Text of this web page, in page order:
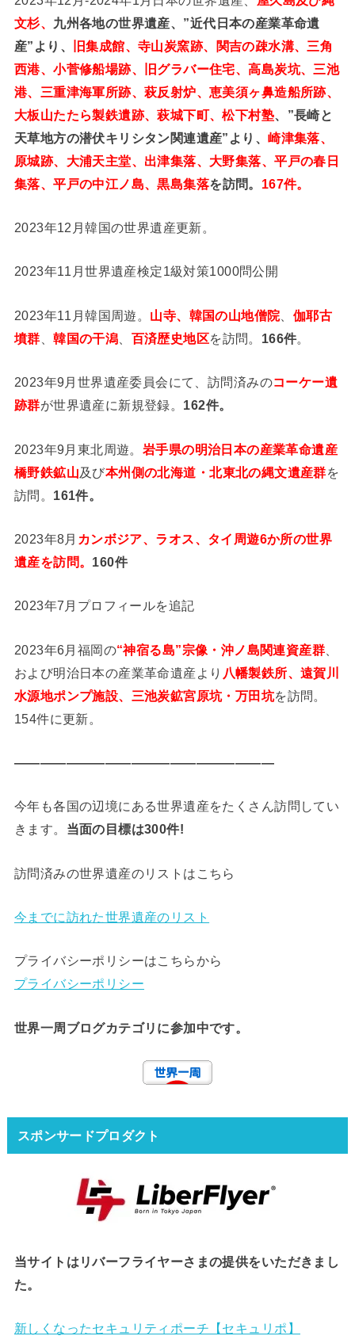
文杉、 九州各地の世界遺産、”近代日本の産業革命遺
産”より、
旧集成館、寺山炭窯跡、関吉の疎水溝、三角
西港、小菅修船場跡、旧グラバー住宅、高島炭坑、三池
港、三重津海軍所跡、萩反射炉、恵美須ヶ鼻造船所跡、
大板山たたら製鉄遺跡、萩城下町、松下村塾、”長崎と
天草地方の潜伏キリシタン関連遺産”より、崎津集落、
原城跡、大浦天主堂、出津集落、大野集落、平戸の春日
集落、平戸の中江ノ島、黒島集落を訪問。 167件。
2023年12月韓国の世界遺産更新。
2023年11月世界遺産検定1級対策1000問公開
2023年11月韓国周遊。 山寺、韓国の山地僧院、 伽耶古
墳群 、韓国の干潟 百済歴史地区を訪問。 166件。
2023年9月世界遺産委員会にて、訪問済みのコーケー遺
跡群が世界遺産に新規登録。 162件。
2023年9月東北周遊。 岩手県の明治日本の産業革命遺産
橋野鉄鉱山及び本州側の北海道・北東北の縄文遺産群を
訪問。 161件。
2023年8月 カンボジア、ラオス、タイ周遊6か所の世界
遺産を訪問。 160件
2023年7月プロフィールを追記
2023年6月福岡の“神宿る島”宗像・沖ノ島関連資産群
および明治日本の産業革命遺産より 八幡製鉄所、遠賀川
水源地ポンプ施設、三池炭鉱宮原坑・万田坑を訪問。
154件に更新。
————————————————————
今年も各国の辺境にある世界遺産をたくさん訪問してい
きます。 当面の目標は300件!
訪問済みの世界遺産のリストはこちら
今までに訪れた世界遺産のリスト
プライバシーポリシーはこちらから
プライバシーポリシー
世界一周ブログカテゴリに参加中です。
スポンサードプロダクト
当サイトはリバーフライヤーさまの提供をいただきまし
た。
新しくなったセキュリティポーチ【セキュリポ】